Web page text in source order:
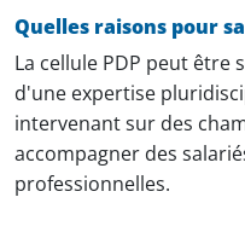
Quelles raisons pour
La cellule PDP peut être
d'une expertise
intervenant sur des
accompagner des
professionnelles.